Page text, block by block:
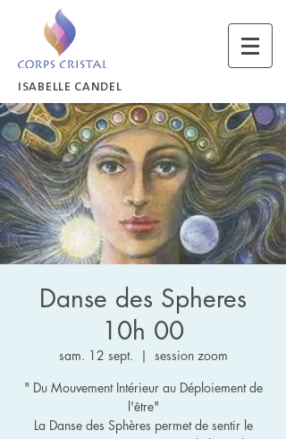
ISABELLE CANDEL
Danse des Spheres
10h 00
sam. 12 sept.
  |
session zoom
" Du Mouvement Intérieur au Déploiement de
l'être"
La Danse des Sphères permet de sentir le